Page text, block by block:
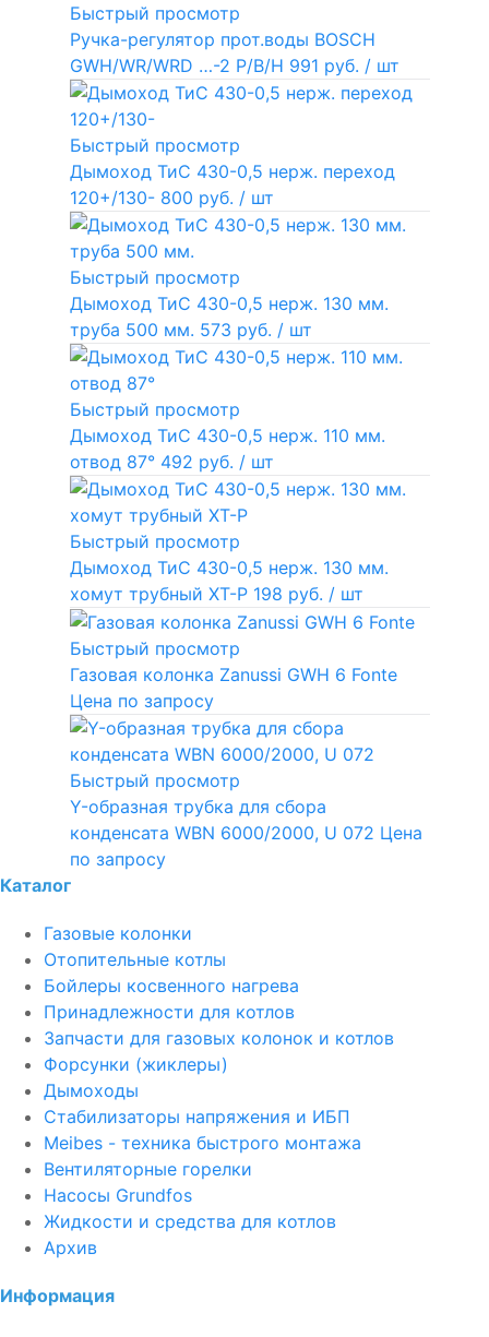
Быстрый просмотр
Ручка-регулятор прот.воды BOSCH
GWH/WR/WRD …-2 P/B/H 991 руб. / шт
Быстрый просмотр
Дымоход ТиС 430-0,5 нерж. переход
120+/130- 800 руб. / шт
Быстрый просмотр
Дымоход ТиС 430-0,5 нерж. 130 мм.
труба 500 мм. 573 руб. / шт
Быстрый просмотр
Дымоход ТиС 430-0,5 нерж. 110 мм.
отвод 87° 492 руб. / шт
Быстрый просмотр
Дымоход ТиС 430-0,5 нерж. 130 мм.
хомут трубный ХТ-Р 198 руб. / шт
Быстрый просмотр
Газовая колонка Zanussi GWH 6 Fonte
Цена по запросу
Быстрый просмотр
Y-образная трубка для сбора
конденсата WBN 6000/2000, U 072 Цена
по запросу
Каталог
Газовые колонки
Отопительные котлы
Бойлеры косвенного нагрева
Принадлежности для котлов
Запчасти для газовых колонок и котлов
Форсунки (жиклеры)
Дымоходы
Стабилизаторы напряжения и ИБП
Meibes - техника быстрого монтажа
Вентиляторные горелки
Насосы Grundfos
Жидкости и средства для котлов
Архив
Информация